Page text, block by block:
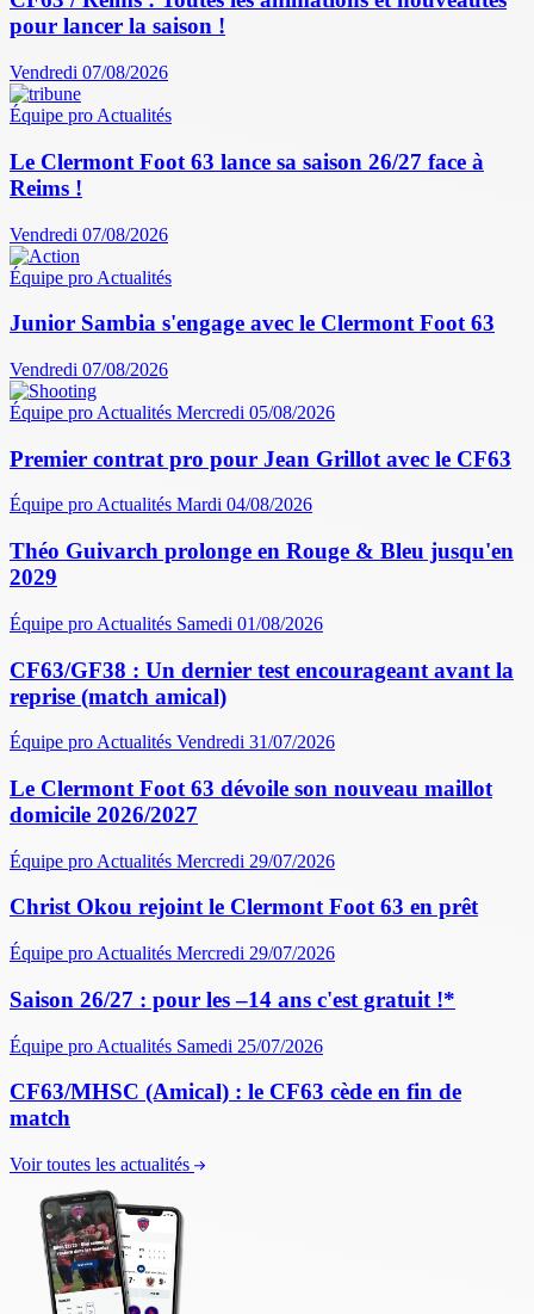
pour lancer la saison !
Vendredi 07/08/2026
Équipe pro Actualités
Le Clermont Foot 63 lance sa saison 26/27 face à
Reims !
Vendredi 07/08/2026
Équipe pro Actualités
Junior Sambia s'engage avec le Clermont Foot 63
Vendredi 07/08/2026
Équipe pro Actualités Mercredi 05/08/2026
Premier contrat pro pour Jean Grillot avec le CF63
Équipe proActualités Mardi 04/08/2026
Théo Guivarch prolonge en Rouge & Bleu jusqu'en
2029
Équipe pro Actualités Samedi 01/08/2026
CF63/GF38 : Un dernier test encourageant avant la
reprise (match amical)
Équipe pro Actualités Vendredi 31/07/2026
Le Clermont Foot 63 dévoile son nouveau maillot
domicile 2026/2027
Équipe pro Actualités Mercredi 29/07/2026
Christ Okou rejoint le Clermont Foot 63 en prêt
Équipe pro Actualités Mercredi 29/07/2026
Saison 26/27 : pour les –14 ans c'est gratuit !*
Équipe pro Actualités Samedi 25/07/2026
CF63/MHSC (Amical) : le CF63 cède en fin de
match
Voir toutes les actualités